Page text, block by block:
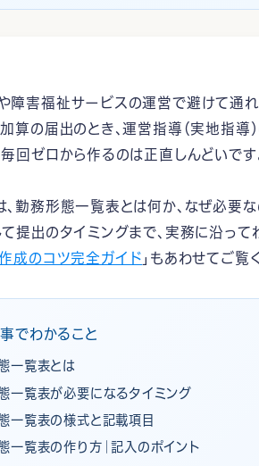
障害福祉サービスの運営で避けて通れ
加算の届出のとき、運営指導（実地指
毎回ゼロから作るのは正直しんどいです
、勤務形態一覧表とは何か、なぜ必要
て提出のタイミングまで、実務に沿っ
成のコツ完全ガイド 」もあわせてご覧
でわかること
一覧表とは
一覧表が必要になるタイミング
一覧表の様式と記載項目
一覧表の作り方｜記入のポイント